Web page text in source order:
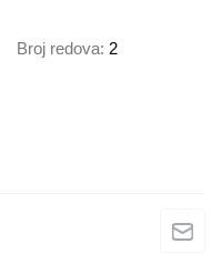
Broj redova 2